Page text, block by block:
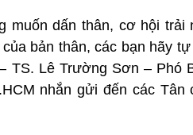
muốn dấn thân, cơ hội trải
bản thân, các bạn hãy tự
TS. Lê Trường Sơn – Phó
nhắn gửi đến các Tân